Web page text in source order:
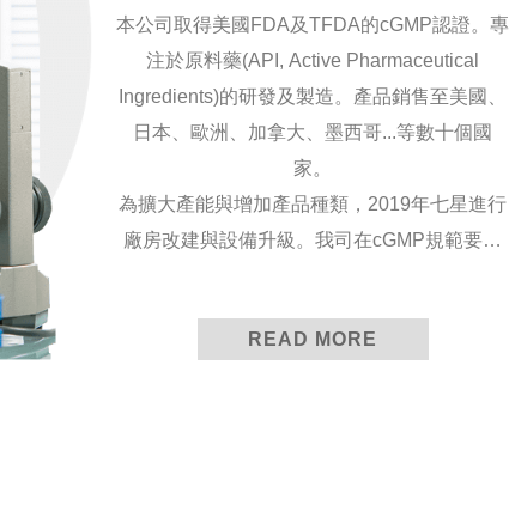
本公司取得美國FDA及TFDA的cGMP認證。專
注於原料藥(API, Active Pharmaceutical
Ingredients)的研發及製造。產品銷售至美國、
日本、歐洲、加拿大、墨西哥...等數十個國
家。
為擴大產能與增加產品種類，2019年七星進行
廠房改建與設備升級。我司在cGMP規範要求
亦以高標準要求自身，建立並維護完善的品質
READ MORE
READ MORE